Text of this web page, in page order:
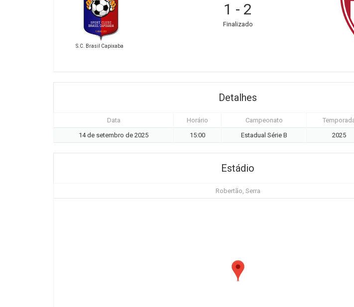
S.C. Brasil Capixaba
1 - 2
Finalizado
Detalhes
Data Horário Campeonato
14 de setembro de 2025
15:00 Estadual Série B 2025
Estádio
Robertão, Serra